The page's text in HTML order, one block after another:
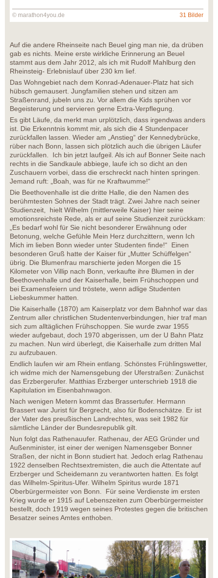
© marathon4you.de 31 Bilder
Auf die andere Rheinseite nach Beuel ging man nie, da drüben
gab es nichts. Meine erste wirkliche Erinnerung an Beuel
stammt aus dem Jahr 2012, als ich mit Rudolf Mahlburg den
Rheinsteig- Erlebnislauf über 230 km lief.
Das Wohngebiet nach dem Konrad-Adenauer-Platz hat sich
hübsch gemausert. Jungfamilien stehen und sitzen am
Straßenrand, jubeln uns zu. Vor allem die Kids sprühen vor
Begeisterung und servieren gerne Extra-Verpflegung.
Es gibt Läufe, da merkt man urplötzlich, dass irgendwas anders
ist. Die Erkenntnis kommt mir, als sich die 4 Stundenpacer
zurückfallen lassen. Wieder am „Anstieg“ der Kennedybrücke,
rüber nach Bonn, lassen sich plötzlich auch die übrigen Läufer
zurückfallen. Ich bin jetzt laufgeil. Als ich auf Bonner Seite nach
rechts in die Sandkaule abbiege, laufe ich so dicht an den
Zuschauern vorbei, dass die erschreckt nach hinten springen.
Jemand ruft: „Boah, was für ne Kraftwumme!“
Die Beethovenhalle ist die dritte Halle, die den Namen des
berühmtesten Sohnes der Stadt trägt. Zwei Jahre nach seiner
Studienzeit, hielt Wilhelm (mittlerweile Kaiser) hier seine
emotionsreichste Rede, als er auf seine Studienzeit zurückkam:
„Es bedarf wohl für Sie nicht besonderer Erwähnung oder
Betonung, welche Gefühle Mein Herz durchzittern, wenn Ich
Mich im lieben Bonn wieder unter Studenten finde!“ Einen
besonderen Gruß hatte der Kaiser für „Mutter Schüffelgen“
übrig. Die Blumenfrau marschierte jeden Morgen die 15
Kilometer von Villip nach Bonn, verkaufte ihre Blumen in der
Beethovenhalle und der Kaiserhalle, beim Frühschoppen und
bei Examensfeiern und tröstete, wenn adlige Studenten
Liebeskummer hatten.
Die Kaiserhalle (1870) am Kaiserplatz vor dem Bahnhof war das
Zentrum aller christlichen Studentenverbindungen, hier traf man
sich zum alltäglichen Frühschoppen. Sie wurde zwar 1955
wieder aufgebaut, doch 1970 abgerissen, um der U Bahn Platz
zu machen. Nun wird überlegt, die Kaiserhalle zum dritten Mal
zu aufzubauen.
Endlich laufen wir am Rhein entlang. Schönstes Frühlingswetter,
ich widme mich der Namensgebung der Uferstraßen: Zunächst
das Erzbergerufer. Matthias Erzberger unterschrieb 1918 die
Kapitulation im Eisenbahnwagon.
Nach wenigen Metern kommt das Brassertufer. Hermann
Brassert war Jurist für Bergrecht, also für Bodenschätze. Er ist
der Vater des preußischen Landrechtes, was seit 1982 für
sämtliche Länder der Bundesrepublik gilt.
Nun folgt das Rathenauufer. Rathenau, der AEG Gründer und
Außenminister, ist einer der wenigen Namensgeber Bonner
Straßen, der nicht in Bonn studiert hat. Jedoch erlag Rathenau
1922 denselben Rechtsextremisten, die auch die Attentate auf
Erzberger und Scheidemann zu verantworten hatten. Es folgt
das Wilhelm-Spiritus-Ufer. Wilhelm Spiritus wurde 1871
Oberbürgermeister von Bonn. Für seine Verdienste im ersten
Krieg wurde er 1915 auf Lebenszeiten zum Oberbürgermeister
bestellt, doch 1919 wegen seines Protestes gegen die britischen
Besatzer seines Amtes enthoben.